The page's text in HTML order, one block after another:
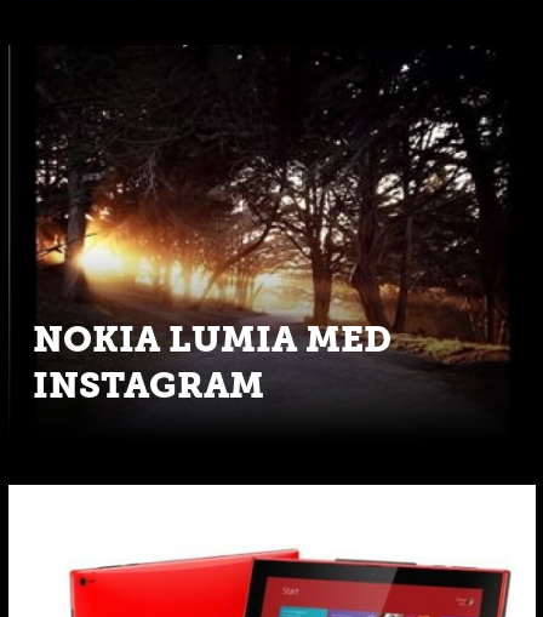
NOKIA LUMIA MED
INSTAGRAM